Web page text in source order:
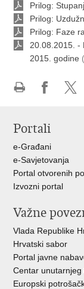
Prilog:
Prilog:
Prilog: Faze
20.08.2015. -
2015. godine
Facebooku
Portali
e-Građani
e-Savjetovanja
Portal otvorenih
Izvozni portal
Važne
Vlada Republike
Hrvatski sabor
Portal javne
Centar unutarnjeg
Europski